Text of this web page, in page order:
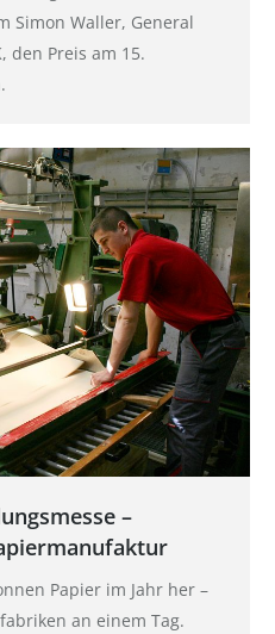
Simon Waller, General
den Preis am 15.
–
Papier im Jahr her –
an einem Tag.